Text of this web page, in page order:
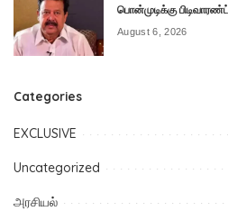
பொன்முடிக்கு பிடிவாரண்ட்
August 6, 2026
Categories
EXCLUSIVE
Uncategorized
அரசியல்